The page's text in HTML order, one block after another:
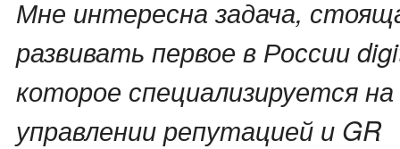
Мне интересна задача,
развивать первое в России
которое специализируется
управлении репутацией и GR